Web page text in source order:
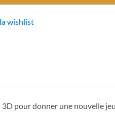
wishlist
pour donner une nouvelle